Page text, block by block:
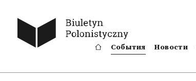
События Новости